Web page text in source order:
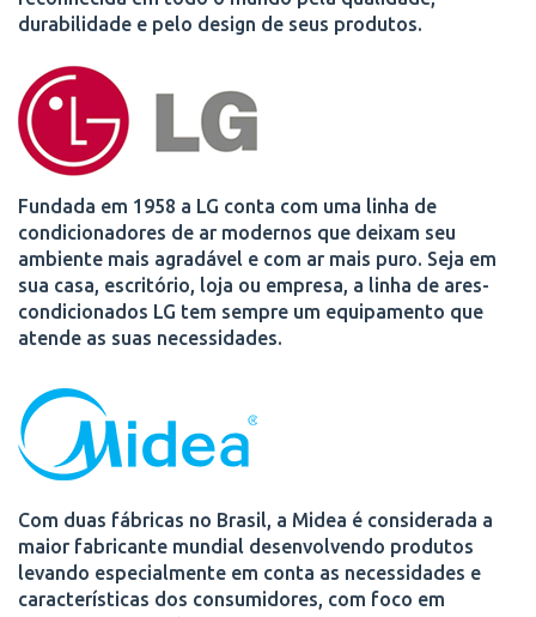
durabilidade e pelo design de seus produtos.
Fundada em 1958 a LG conta com uma linha de
condicionadores de ar modernos que deixam seu
ambiente mais agradável e com ar mais puro. Seja em
sua casa, escritório, loja ou empresa, a linha de ares-
condicionados LG tem sempre um equipamento que
atende as suas necessidades.
Com duas fábricas no Brasil, a Midea é considerada a
maior fabricante mundial desenvolvendo produtos
levando especialmente em conta as necessidades e
características dos consumidores, com foco em